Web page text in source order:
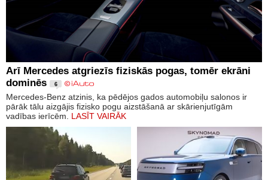
Arī Mercedes atgriezīs fiziskās pogas, tomēr ekrāni
dominēs
6
Mercedes-Benz atzinis, ka pēdējos gados automobiļu salonos ir
pārāk tālu aizgājis fizisko pogu aizstāšanā ar skārienjutīgām
vadības ierīcēm. LASĪT VAIRĀK